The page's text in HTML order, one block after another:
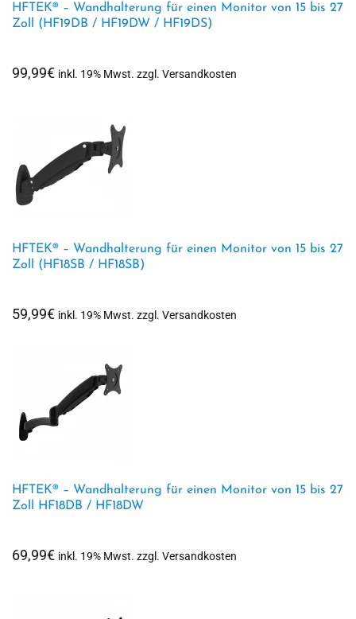
HFTEK® – Wandhalterung für einen Monitor von 15 bis 27
Zoll (HF19DB / HF19DW / HF19DS)
99,99€ inkl. 19% Mwst. zzgl. Versandkosten
HFTEK® – Wandhalterung für einen Monitor von 15 bis 27
Zoll (HF18SB / HF18SB)
59,99€ inkl. 19% Mwst. zzgl. Versandkosten
HFTEK® – Wandhalterung für einen Monitor von 15 bis 27
Zoll HF18DB / HF18DW
69,99€ inkl. 19% Mwst. zzgl. Versandkosten